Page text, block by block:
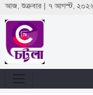
আজ, শুক্রবার | ৭ আগস্ট,